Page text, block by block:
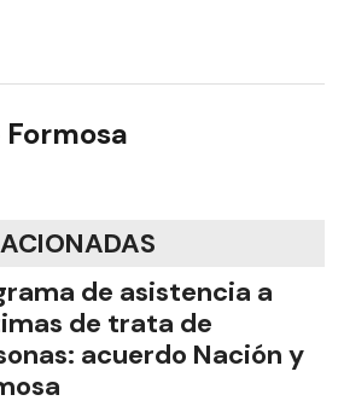
de asistencia a
de trata de
acuerdo Nación y